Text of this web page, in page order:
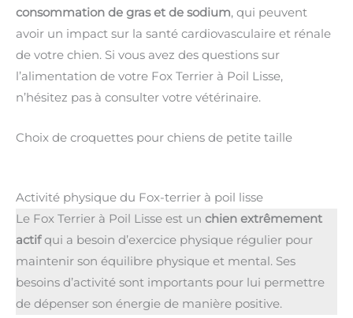
consommation de gras et de sodium, qui peuvent
avoir un impact sur la santé cardiovasculaire et rénale
de votre chien. Si vous avez des questions sur
l’alimentation de votre Fox Terrier à Poil Lisse,
n’hésitez pas à consulter votre vétérinaire.
Choix de croquettes pour chiens de petite taille
Activité physique du Fox-terrier à poil lisse
Le Fox Terrier à Poil Lisse est un chien extrêmement
actifqui a besoin d’exercice physique régulier pour
maintenir son équilibre physique et mental. Ses
besoins d’activité sont importants pour lui permettre
de dépenser son énergie de manière positive.